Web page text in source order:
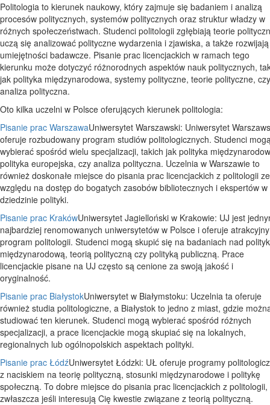
Politologia to kierunek naukowy, który zajmuje się badaniem i analizą
procesów politycznych, systemów politycznych oraz struktur władzy w
różnych społeczeństwach. Studenci politologii zgłębiają teorie
uczą się analizować polityczne wydarzenia i zjawiska, a także rozwijają
umiejętności badawcze. Pisanie prac licencjackich w ramach tego
kierunku może dotyczyć różnorodnych aspektów nauk politycznych,
jak polityka międzynarodowa, systemy polityczne, teorie polityczne, czy
analiza polityczna.
Oto kilka uczelni w Polsce oferujących kierunek politologia:
Pisanie prac WarszawaUniwersytet Warszawski: Uniwersytet
oferuje rozbudowany program studiów politologicznych. Studenci
wybierać spośród wielu specjalizacji, takich jak polityka
polityka europejska, czy analiza polityczna. Uczelnia w Warszawie to
również doskonałe miejsce do pisania prac licencjackich z politologii ze
względu na dostęp do bogatych zasobów bibliotecznych i ekspertów w
dziedzinie polityki.
Pisanie prac KrakówUniwersytet Jagielloński w Krakowie: UJ jest
najbardziej renomowanych uniwersytetów w Polsce i oferuje atrakcyjny
program politologii. Studenci mogą skupić się na badaniach nad
międzynarodową, teorią polityczną czy polityką publiczną. Prace
licencjackie pisane na UJ często są cenione za swoją jakość i
oryginalność.
Pisanie prac BiałystokUniwersytet w Białymstoku: Uczelnia ta oferuje
również studia politologiczne, a Białystok to jedno z miast, gdzie
studiować ten kierunek. Studenci mogą wybierać spośród różnych
specjalizacji, a prace licencjackie mogą skupiać się na lokalnych,
regionalnych lub ogólnopolskich aspektach polityki.
Pisanie prac ŁódźUniwersytet Łódzki: UŁ oferuje programy
z naciskiem na teorię polityczną, stosunki międzynarodowe i politykę
społeczną. To dobre miejsce do pisania prac licencjackich z politologii,
zwłaszcza jeśli interesują Cię kwestie związane z teorią polityczną.